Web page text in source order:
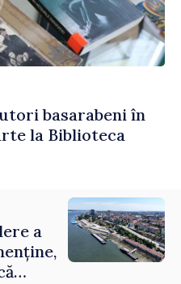
basarabeni în
la Biblioteca
a